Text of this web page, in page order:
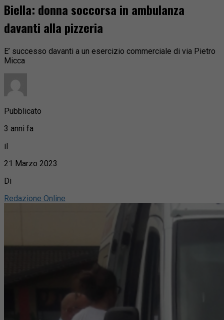
Biella: donna soccorsa in ambulanza
davanti alla pizzeria
E’ successo davanti a un esercizio commerciale di via Pietro
Micca
Pubblicato
3 anni fa
il
21 Marzo 2023
Di
Redazione Online